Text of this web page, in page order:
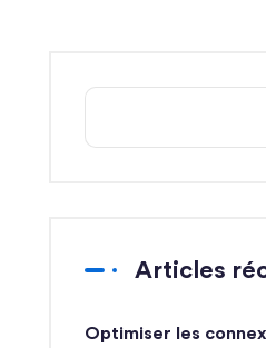
Articles
Optimiser les